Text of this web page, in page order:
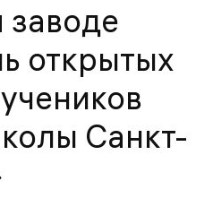
открытых
Санкт-